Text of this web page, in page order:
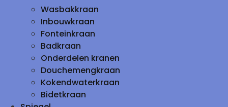
Wasbakkraan
Inbouwkraan
Fonteinkraan
Badkraan
Onderdelen kranen
Douchemengkraan
Kokendwaterkraan
Bidetkraan